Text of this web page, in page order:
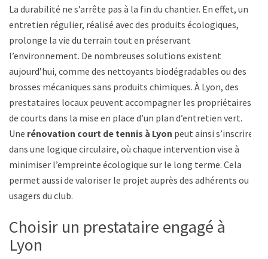
La durabilité ne s’arrête pas à la fin du chantier. En effet, un
entretien régulier, réalisé avec des produits écologiques,
prolonge la vie du terrain tout en préservant
l’environnement. De nombreuses solutions existent
aujourd’hui, comme des nettoyants biodégradables ou des
brosses mécaniques sans produits chimiques. À Lyon, des
prestataires locaux peuvent accompagner les propriétaires
de courts dans la mise en place d’un plan d’entretien vert.
Une rénovation court de tennis à Lyon peut ainsi s’inscrire
dans une logique circulaire, où chaque intervention vise à
minimiser l’empreinte écologique sur le long terme. Cela
permet aussi de valoriser le projet auprès des adhérents ou
usagers du club.
Choisir un prestataire engagé à
Lyon